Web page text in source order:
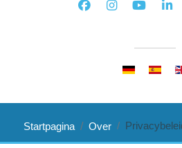
Startpagina Over